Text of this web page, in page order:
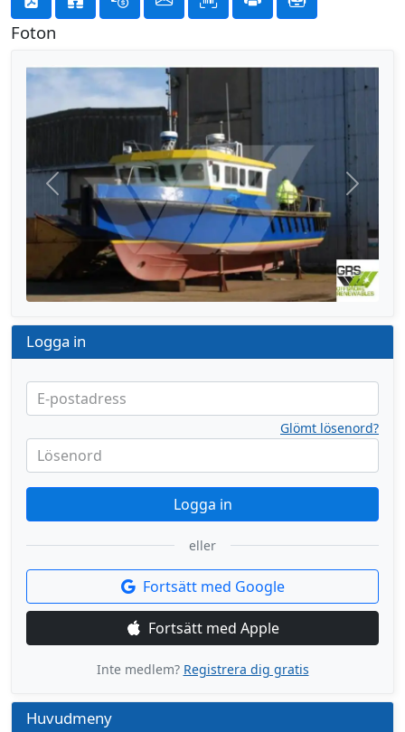
Foton
Föregående Nästa
Logga in
E-postadress
Lösenord
Glömt lösenord?
Logga in
eller
Fortsätt med Google
Fortsätt med Apple
Inte medlem? Registrera dig gratis
Huvudmeny